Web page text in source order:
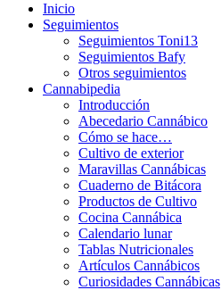
Inicio
Seguimientos
Seguimientos Toni13
Seguimientos Bafy
Otros seguimientos
Cannabipedia
Introducción
Abecedario Cannábico
Cómo se hace…
Cultivo de exterior
Maravillas Cannábicas
Cuaderno de Bitácora
Productos de Cultivo
Cocina Cannábica
Calendario lunar
Tablas Nutricionales
Artículos Cannábicos
Curiosidades Cannábicas